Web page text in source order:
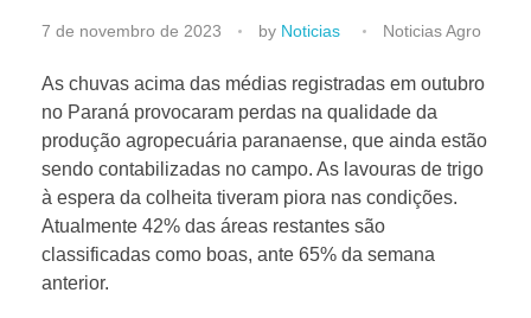
C
h
u
v
a
7 de novembro de 2023 by Noticias Noticias Agro
As chuvas acima das médias registradas em outubro
no Paraná provocaram perdas na qualidade da
produção agropecuária paranaense, que ainda estão
sendo contabilizadas no campo. As lavouras de trigo
à espera da colheita tiveram piora nas condições.
Atualmente 42% das áreas restantes são
classificadas como boas, ante 65% da semana
anterior.